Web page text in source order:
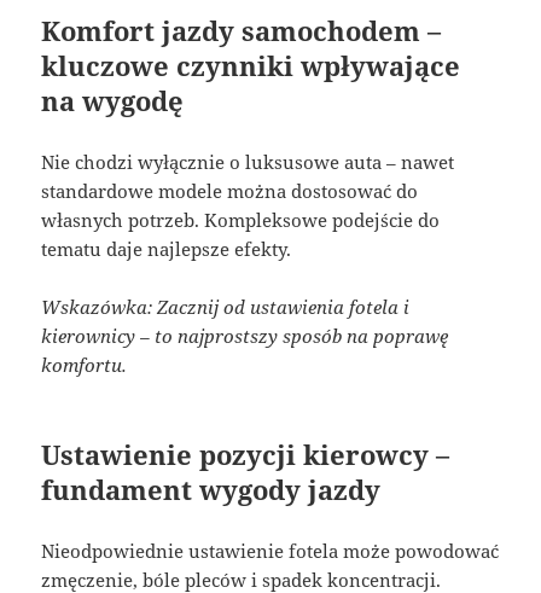
Komfort jazdy samochodem –
kluczowe czynniki wpływające
na wygodę
Nie chodzi wyłącznie o luksusowe auta – nawet
standardowe modele można dostosować do
własnych potrzeb. Kompleksowe podejście do
tematu daje najlepsze efekty.
Wskazówka: Zacznij od ustawienia fotela i
kierownicy – to najprostszy sposób na poprawę
komfortu.
Ustawienie pozycji kierowcy –
fundament wygody jazdy
Nieodpowiednie ustawienie fotela może powodować
zmęczenie, bóle pleców i spadek koncentracji.